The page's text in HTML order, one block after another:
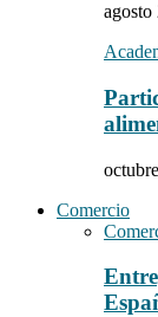
agosto
Comercio